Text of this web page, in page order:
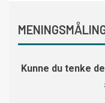
Kunne du tenke